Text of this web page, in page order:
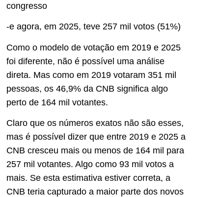
congresso
-e agora, em 2025, teve 257 mil votos (51%)
Como o modelo de votação em 2019 e 2025
foi diferente, não é possível uma análise
direta. Mas como em 2019 votaram 351 mil
pessoas, os 46,9% da CNB significa algo
perto de 164 mil votantes.
Claro que os números exatos não são esses,
mas é possível dizer que entre 2019 e 2025 a
CNB cresceu mais ou menos de 164 mil para
257 mil votantes. Algo como 93 mil votos a
mais. Se esta estimativa estiver correta, a
CNB teria capturado a maior parte dos novos